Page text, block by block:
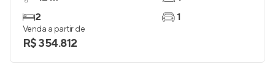
2
1
Venda a partir de
R$ 354.812